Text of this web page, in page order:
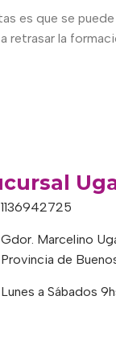
es que se
retrasar la
1136942725
Gdor. Marcelino
Provincia de
Lunes a Sábados